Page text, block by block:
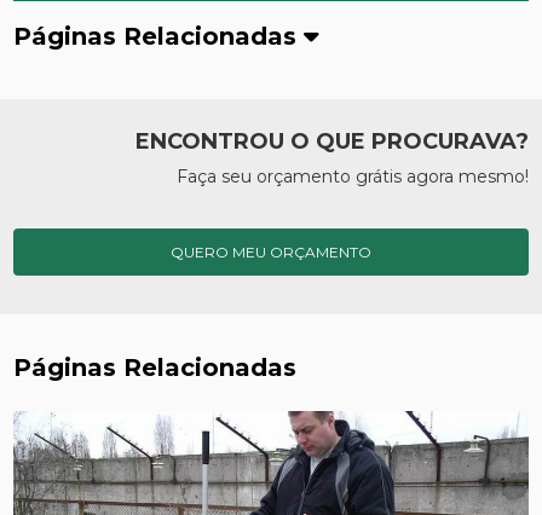
Páginas Relacionadas
ENCONTROU O QUE PROCURAVA?
Faça seu orçamento grátis agora mesmo!
QUERO MEU ORÇAMENTO
Páginas Relacionadas